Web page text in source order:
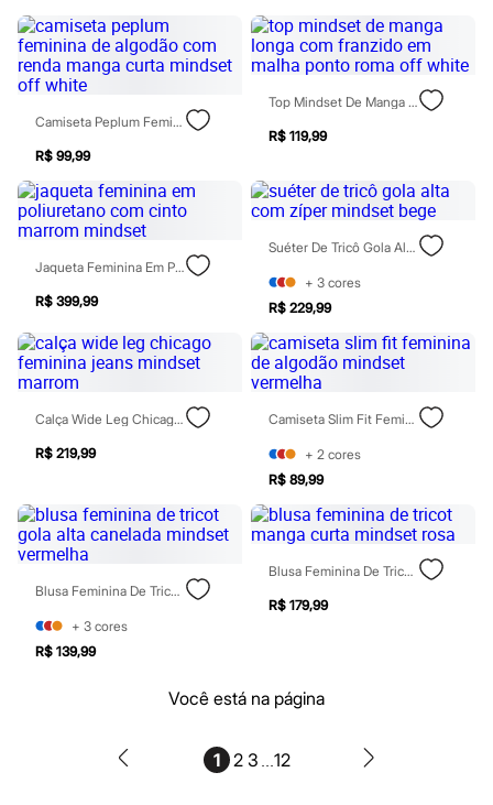
Escovas e Pentes
Finalizadores
Shampoo
Tratamento
Cuidados com o corpo
Hidratante
Protetor solar
Tratamento
Esfoliante
Hidratante
Protetor solar
Maquiagens
Base
Batom
Blush
Corretivo
Gloss
Pó facial
Sombras
Al Wataniah
Banderas
Bruna Tavares
Carolina Herrera
Ciclo
Fran by Franciny Ehlke
Jean Paul Gaultier
Mari Maria
Mascavo
Real Techniques
Camiseta Peplum Feminina De Algodão Com Renda Manga Curta Mindset Off White
R$ 99,99
Top Mindset De Manga Longa Com Franzido Em Malha Ponto Roma Off White
R$ 119,99
Jaqueta Feminina Em Poliuretano Com Cinto Marrom Mindset
R$ 399,99
Suéter De Tricô Gola Alta Com Zíper Mindset Bege
+ 3 cores
R$ 229,99
Calça Wide Leg Chicago Feminina Jeans Mindset Marrom
R$ 219,99
Camiseta Slim Fit Feminina De Algodão Mindset Vermelha
+ 2 cores
R$ 89,99
Blusa Feminina De Tricot Gola Alta Canelada Mindset Vermelha
+ 3 cores
R$ 139,99
Blusa Feminina De Tricot Manga Curta Mindset Rosa
R$ 179,99
Você está na página
1 2 3 ...12